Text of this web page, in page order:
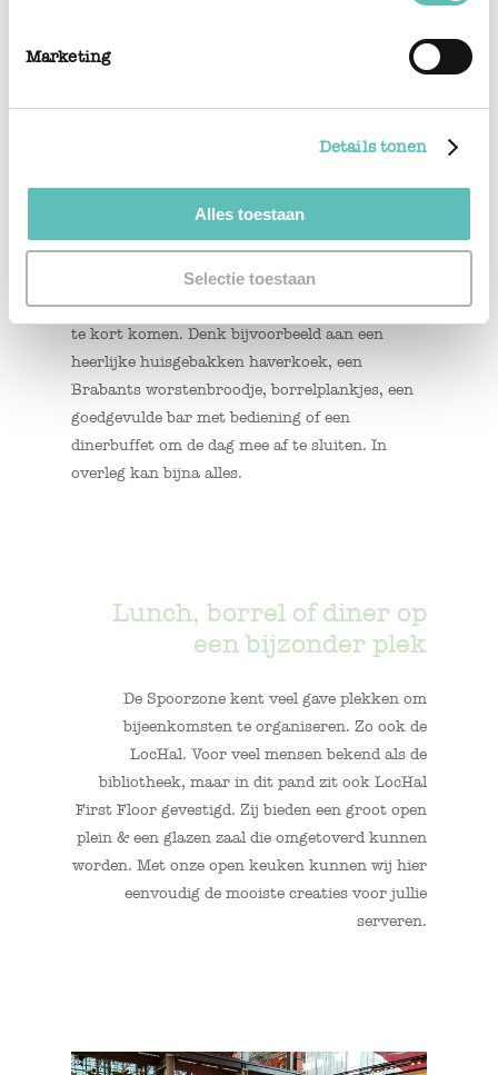
Marketing
Details tonen
Alles toestaan
Selectie toestaan
Compleet verzorgde dag
zakelijke bijeenkomst? Wij kunnen de hele dag
voor jullie verzorgen. We beginnen de ochtend
met koffie, thee & iets lekkers & zorgen
vervolgens de hele dag dat de gasten aan niets
te kort komen. Denk bijvoorbeeld aan een
heerlijke huisgebakken haverkoek, een
Brabants worstenbroodje, borrelplankjes, een
goedgevulde bar met bediening of een
dinerbuffet om de dag mee af te sluiten. In
overleg kan bijna alles.
Lunch, borrel of diner op
een bijzonder plek
De Spoorzone kent veel gave plekken om
bijeenkomsten te organiseren. Zo ook de
LocHal. Voor veel mensen bekend als de
bibliotheek, maar in dit pand zit ook LocHal
First Floor gevestigd. Zij bieden een groot open
plein & een glazen zaal die omgetoverd kunnen
worden. Met onze open keuken kunnen wij hier
eenvoudig de mooiste creaties voor jullie
serveren.